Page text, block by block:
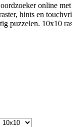
online
hints en
puzzelen. 10x10